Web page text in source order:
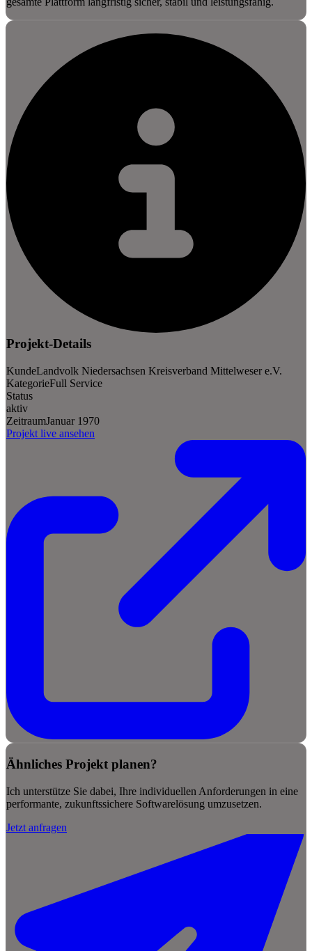
Projekt-Details
KundeLandvolk Niedersachsen Kreisverband Mittelweser e.V.
KategorieFull Service
Status
aktiv
ZeitraumJanuar 1970
Projekt live ansehen
Ähnliches Projekt planen?
Ich unterstütze Sie dabei, Ihre individuellen Anforderungen in eine
performante, zukunftssichere Softwarelösung umzusetzen.
Jetzt anfragen